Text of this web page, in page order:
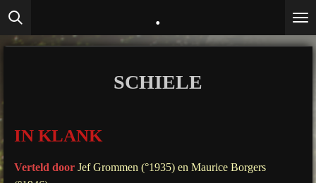
Ga
direct
naar
.
SCHIELE
IN KLANK
Verteld door Jef Grommen (°1935) en Maurice Borgers